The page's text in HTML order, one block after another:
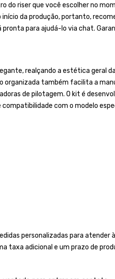
riser que você escolher no
da produção, portanto,
para ajudá-lo via chat.
realçando a estética geral
também facilita a
de pilotagem. O kit é
com o modelo
personalizadas para atender
taxa adicional e um prazo de